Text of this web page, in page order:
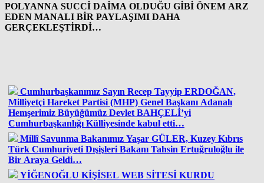
POLYANNA SUCCİ DAİMA OLDUĞU GİBİ ÖNEM ARZ
EDEN MANALI BİR PAYLAŞIMI DAHA
GERÇEKLEŞTİRDİ…
Cumhurbaşkanımız Sayın Recep Tayyip ERDOĞAN,
Milliyetçi Hareket Partisi (MHP) Genel Başkanı Adanalı
Hemşerimiz Büyüğümüz Devlet BAHÇELİ’yi
Cumhurbaşkanlığı Külliyesinde kabul etti…
Millî Savunma Bakanımız Yaşar GÜLER, Kuzey Kıbrıs
Türk Cumhuriyeti Dışişleri Bakanı Tahsin Ertuğruloğlu ile
Bir Araya Geldi…
YİĞENOĞLU KİŞİSEL WEB SİTESİ KURDU